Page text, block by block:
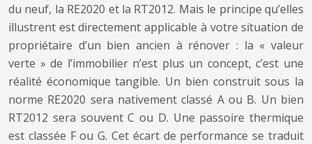
du neuf, la RE2020 et la RT2012. Mais le principe qu’elles
illustrent est directement applicable à votre situation de
propriétaire d’un bien ancien à rénover : la « valeur
verte » de l’immobilier n’est plus un concept, c’est une
réalité économique tangible. Un bien construit sous la
norme RE2020 sera nativement classé A ou B. Un bien
RT2012 sera souvent C ou D. Une passoire thermique
est classée F ou G. Cet écart de performance se traduit